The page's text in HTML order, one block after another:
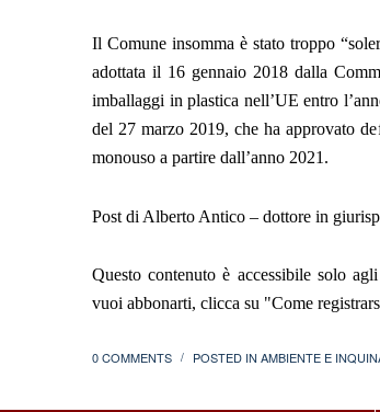
Il Comune insomma è stato troppo
adottata il 16 gennaio 2018 dalla
imballaggi in plastica nell’UE entro
del 27 marzo 2019, che ha approvato
monouso a partire dall’anno 2021.
Post di Alberto Antico – dottore in
Questo contenuto è accessibile solo
vuoi abbonarti, clicca su "Come
0 COMMENTS / POSTED IN AMBIENTE E